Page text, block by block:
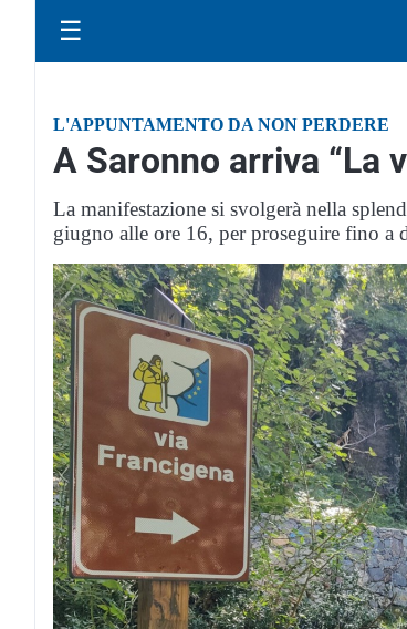
☰
L'APPUNTAMENTO DA NON PERDERE
A Saronno arriva “La
La manifestazione si svolgerà nella
giugno alle ore 16, per proseguire fino a